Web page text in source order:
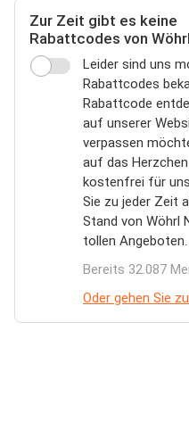
Zur Zeit gibt es keine
Rabattcodes von Wöhrl
Leider sind uns
Rabattcodes
Rabattcode
auf unserer
verpassen
auf das
kostenfrei für
Sie zu jeder Zeit
Stand von Wöhrl
tollen Angeboten.
Bereits 32.087
Oder gehen Sie